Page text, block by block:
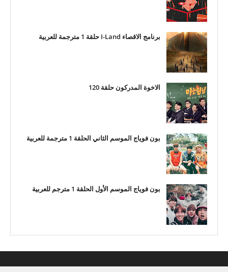
برنامج الاقصاء I-Land حلقة 1 مترجمة للعربية
الاخوة المدركون حلقة 120
بون فوياج الموسم الثاني الحلقة 1 مترجمة للعربية
بون فوياج الموسم الأول الحلقة 1 مترجم للعربية